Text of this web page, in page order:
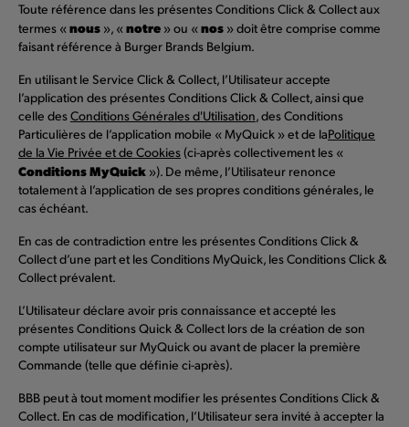
Toute référence dans les présentes Conditions Click & Collect aux
termes «nous », «notre » ou «nos » doit être comprise comme
faisant référence à Burger Brands Belgium.
En utilisant le Service Click & Collect, l’Utilisateur accepte
l’application des présentes Conditions Click & Collect, ainsi que
celle desConditions Générales d'Utilisation, des Conditions
Particulières de l’application mobile « MyQuick » et de laPolitique
de la Vie Privée et de Cookies(ci-après collectivement les «
Conditions MyQuick »). De même, l’Utilisateur renonce
totalement à l’application de ses propres conditions générales, le
cas échéant.
En cas de contradiction entre les présentes Conditions Click &
Collect d’une part et les Conditions MyQuick, les Conditions Click &
Collect prévalent.
L’Utilisateur déclare avoir pris connaissance et accepté les
présentes Conditions Quick & Collect lors de la création de son
compte utilisateur sur MyQuick ou avant de placer la première
Commande (telle que définie ci-après).
BBB peut à tout moment modifier les présentes Conditions Click &
Collect. En cas de modification, l’Utilisateur sera invité à accepter la